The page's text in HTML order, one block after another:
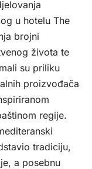
u hotelu The
brojni
života te
su priliku
proizvođača
regije.
tradiciju,
a posebnu